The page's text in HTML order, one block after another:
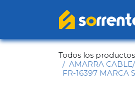
Todos los productos
AMARRA
FR-16397 MARCA